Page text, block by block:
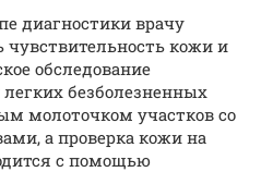
диагностики врачу
чувствительность кожи и
обследование
безболезненных
молоточком участков со
а проверка кожи на
с помощью